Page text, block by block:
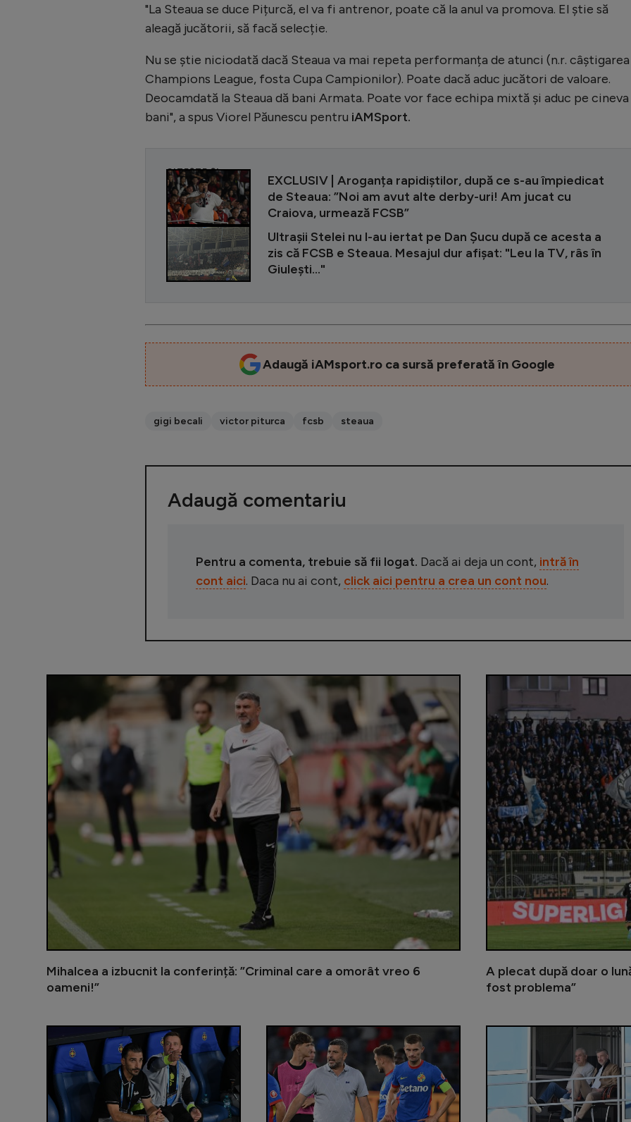
"La Steaua se duce Pițurcă, el va fi antrenor, poate că la anul va promova. El știe să
aleagă jucătorii, să facă selecție.
Nu se știe niciodată dacă Steaua va mai repeta performanța de atunci (n.r. câștigarea
Champions League, fosta Cupa Campionilor). Poate dacă aduc jucători de valoare.
Deocamdată la Steaua dă bani Armata. Poate vor face echipa mixtă și aduc pe
bani", a spus Viorel Păunescu pentru iAMSport.
CITEȘTE ȘI
EXCLUSIV | Aroganța rapidiștilor, după ce s-au împiedicat
de Steaua: ”Noi am avut alte derby-uri! Am jucat cu
Craiova, urmează FCSB”
Ultrașii Stelei nu l-au iertat pe Dan Șucu după ce acesta a
zis că FCSB e Steaua. Mesajul dur afișat: "Leu la TV, râs în
Giulești..."
Adaugă iAMsport.ro ca sursă preferată în Google
gigi becali victor piturca fcsb steaua
Adaugă comentariu
Pentru a comenta, trebuie să fii logat. Dacă ai deja un cont, intră în
cont aici. Daca nu ai cont, click aici pentru a crea un cont nou.
Mihalcea a izbucnit la conferință: ”Criminal care a omorât vreo 6
oameni!”
A plecat după doar o
fost problema”
Nici Pintilii și Charalambous nu îl